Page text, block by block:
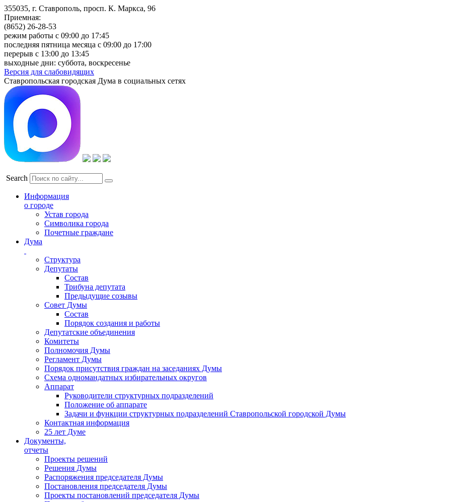
355035, г. Ставрополь, просп. К. Маркса, 96
Приемная:
(8652) 26-28-53
режим работы с 09:00 до 17:45
последняя пятница месяца с 09:00 до 17:00
перерыв с 13:00 до 13:45
выходные дни: суббота, воскресенье
Версия для слабовидящих
Ставропольская городская Дума в социальных сетях
Search
Информация
о городе
Устав города
Символика города
Почетные граждане
Дума
Структура
Депутаты
Состав
Трибуна депутата
Предыдущие созывы
Совет Думы
Состав
Порядок создания и работы
Депутатские объединения
Комитеты
Полномочия Думы
Регламент Думы
Порядок присутствия граждан на заседаниях Думы
Схема одномандатных избирательных округов
Аппарат
Руководители структурных подразделений
Положение об аппарате
Задачи и функции структурных подразделений Ставропольской городской Думы
Контактная информация
25 лет Думе
Документы,
отчеты
Проекты решений
Решения Думы
Распоряжения председателя Думы
Постановления председателя Думы
Проекты постановлений председателя Думы